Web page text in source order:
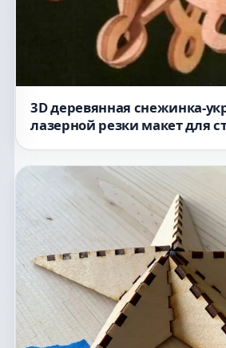
3D деревянная снежинка-
лазерной резки макет для